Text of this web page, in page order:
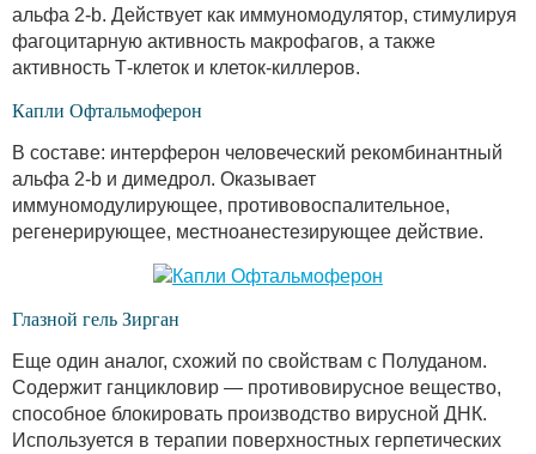
альфа 2-b. Действует как иммуномодулятор, стимулируя
фагоцитарную активность макрофагов, а также
активность Т-клеток и клеток-киллеров.
Капли Офтальмоферон
В составе: интерферон человеческий рекомбинантный
альфа 2-b и димедрол. Оказывает
иммуномодулирующее, противовоспалительное,
регенерирующее, местноанестезирующее действие.
Глазной гель Зирган
Еще один аналог, схожий по свойствам с Полуданом.
Содержит ганцикловир — противовирусное вещество,
способное блокировать производство вирусной ДНК.
Используется в терапии поверхностных герпетических